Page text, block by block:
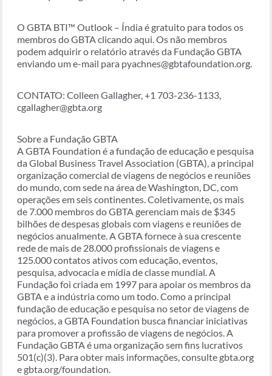
O GBTA BTI™ Outlook – Índia é gratuito para todos os
membros do GBTA clicando aqui. Os não membros
podem adquirir o relatório através da Fundação GBTA
enviando um e-mail para pyachnes@gbtafoundation.org.
CONTATO: Colleen Gallagher, +1 703-236-1133,
cgallagher@gbta.org
Sobre a Fundação GBTA
A GBTA Foundation é a fundação de educação e pesquisa
da Global Business Travel Association (GBTA), a principal
organização comercial de viagens de negócios e reuniões
do mundo, com sede na área de Washington, DC, com
operações em seis continentes. Coletivamente, os mais
de 7.000 membros do GBTA gerenciam mais de $345
bilhões de despesas globais com viagens e reuniões de
negócios anualmente. A GBTA fornece à sua crescente
rede de mais de 28.000 profissionais de viagens e
125.000 contatos ativos com educação, eventos,
pesquisa, advocacia e mídia de classe mundial. A
Fundação foi criada em 1997 para apoiar os membros da
GBTA e a indústria como um todo. Como a principal
fundação de educação e pesquisa no setor de viagens de
negócios, a GBTA Foundation busca financiar iniciativas
para promover a profissão de viagens de negócios. A
Fundação GBTA é uma organização sem fins lucrativos
501(c)(3). Para obter mais informações, consulte gbta.org
e gbta.org/foundation.